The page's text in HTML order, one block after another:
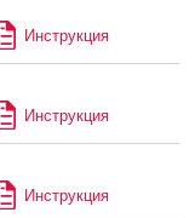
Инструкция
Инструкция
Инструкция